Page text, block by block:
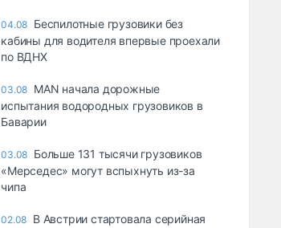
04.08 Беспилотные грузовики без
кабины для водителя впервые проехали
по ВДНХ
03.08 MAN начала дорожные
испытания водородных грузовиков в
Баварии
03.08 Больше 131 тысячи грузовиков
«Мерседес» могут вспыхнуть из-за
чипа
02.08 В Австрии стартовала серийная